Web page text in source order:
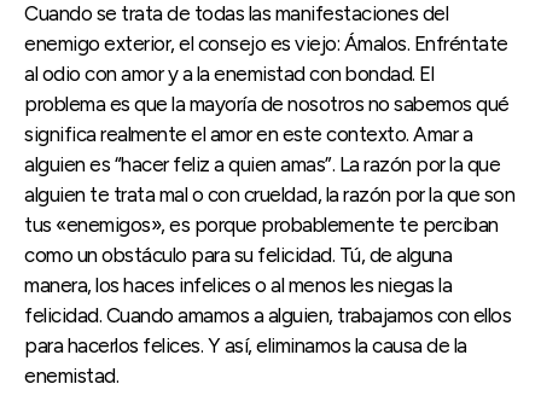
Cuando se trata de todas las manifestaciones del
enemigo exterior, el consejo es viejo: Ámalos. Enfréntate
al odio con amor y a la enemistad con bondad. El
problema es que la mayoría de nosotros no sabemos qué
significa realmente el amor en este contexto. Amar a
alguien es “hacer feliz a quien amas”. La razón por la que
alguien te trata mal o con crueldad, la razón por la que son
tus «enemigos», es porque probablemente te perciban
como un obstáculo para su felicidad. Tú, de alguna
manera, los haces infelices o al menos les niegas la
felicidad. Cuando amamos a alguien, trabajamos con ellos
para hacerlos felices. Y así, eliminamos la causa de la
enemistad.